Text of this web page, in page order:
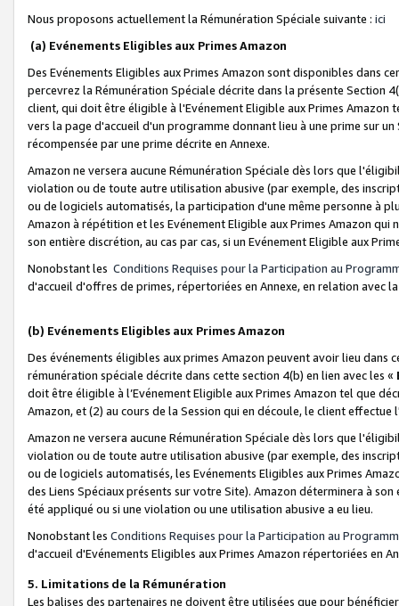
Nous proposons actuellement la Rémunération Spéciale suivante : ici
(a) Evénements Eligibles aux Primes Amazon
Des Evénements Eligibles aux Primes Amazon sont disponibles dans
percevrez la Rémunération Spéciale décrite dans la présente Section
client, qui doit être éligible à l'Evénement Eligible aux Primes Amazon
vers la page d'accueil d'un programme donnant lieu à une prime sur
récompensée par une prime décrite en Annexe.
Amazon ne versera aucune Rémunération Spéciale dès lors que
violation ou de toute autre utilisation abusive (par exemple, des
ou de logiciels automatisés, la participation d'une même personne à
Amazon à répétition et les Evénement Eligible aux Primes Amazon qui
son entière discrétion, au cas par cas, si un Evénement Eligible aux
Nonobstant les Conditions Requises pour la Participation au
d'accueil d'offres de primes, répertoriées en Annexe, en relation avec
(b) Evénements Eligibles aux Primes Amazon
Des événements éligibles aux primes Amazon peuvent avoir lieu dans
rémunération spéciale décrite dans cette section 4(b) en lien avec les «
doit être éligible à l’Evénement Eligible aux Primes Amazon tel que
Amazon, et (2) au cours de la Session qui en découle, le client
Amazon ne versera aucune Rémunération Spéciale dès lors que
violation ou de toute autre utilisation abusive (par exemple, des
ou de logiciels automatisés, les Evénements Eligibles aux Primes
des Liens Spéciaux présents sur votre Site). Amazon déterminera à
été appliqué ou si une violation ou une utilisation abusive a eu lieu.
Nonobstant les Conditions Requises pour la Participation au
d'accueil d'Evénements Eligibles aux Primes Amazon répertoriées en
5. Limitations de la Rémunération
Les balises des partenaires ne doivent être utilisées que pour